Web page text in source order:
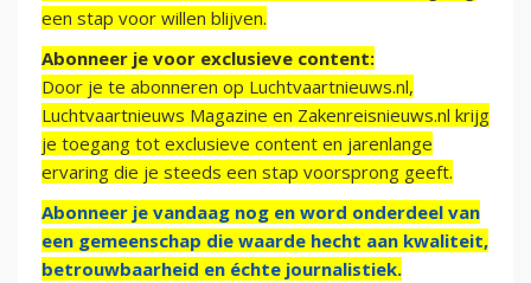
een stap voor willen blijven.
Abonneer je voor exclusieve content:
Door je te abonneren op Luchtvaartnieuws.nl,
Luchtvaartnieuws Magazine en Zakenreisnieuws.nl krijg
je toegang tot exclusieve content en jarenlange
ervaring die je steeds een stap voorsprong geeft.
Abonneer je vandaag nog en word onderdeel van
een gemeenschap die waarde hecht aan kwaliteit,
betrouwbaarheid en échte journalistiek.